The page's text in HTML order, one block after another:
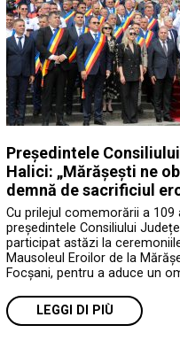
Președintele
Halici: „Mărășești ne
demnă de sacrificiul
Cu prilejul comemorării a 109
președintele Consiliului
participat astăzi la
Mausoleul Eroilor de la
Focșani, pentru a aduce un
LEGGI DI PIÙ